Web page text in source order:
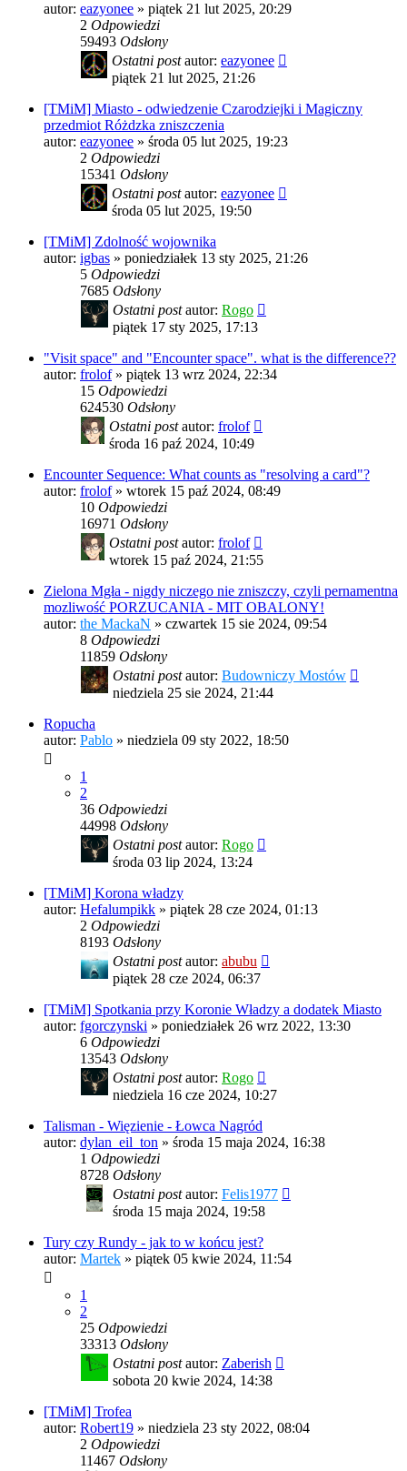
autor: eazyonee » piątek 21 lut 2025, 20:29
2 Odpowiedzi
59493 Odsłony
Ostatni postautor: eazyonee
piątek 21 lut 2025, 21:26
[TMiM] Miasto - odwiedzenie Czarodziejki i Magiczny
przedmiot Różdzka zniszczenia
autor: eazyonee » środa 05 lut 2025, 19:23
2 Odpowiedzi
15341 Odsłony
Ostatni postautor: eazyonee
środa 05 lut 2025, 19:50
[TMiM] Zdolność wojownika
autor: igbas » poniedziałek 13 sty 2025, 21:26
5 Odpowiedzi
7685 Odsłony
Ostatni postautor: Rogo
piątek 17 sty 2025, 17:13
"Visit space" and "Encounter space". what is the difference??
autor: frolof» piątek 13 wrz 2024, 22:34
15 Odpowiedzi
624530 Odsłony
Ostatni postautor: frolof
środa 16 paź 2024, 10:49
Encounter Sequence: What counts as "resolving a card"?
autor: frolof» wtorek 15 paź 2024, 08:49
10 Odpowiedzi
16971 Odsłony
Ostatni postautor: frolof
wtorek 15 paź 2024, 21:55
Zielona Mgła - nigdy niczego nie zniszczy, czyli pernamentna
mozliwość PORZUCANIA - MIT OBALONY!
autor: the MackaN » czwartek 15 sie 2024, 09:54
8 Odpowiedzi
11859 Odsłony
Ostatni postautor: Budowniczy Mostów
niedziela 25 sie 2024, 21:44
Ropucha
autor: Pablo » niedziela 09 sty 2022, 18:50
1
2
36 Odpowiedzi
44998 Odsłony
Ostatni postautor: Rogo
środa 03 lip 2024, 13:24
[TMiM] Korona władzy
autor: Hefalumpikk » piątek 28 cze 2024, 01:13
2 Odpowiedzi
8193 Odsłony
Ostatni postautor: abubu
piątek 28 cze 2024, 06:37
[TMiM] Spotkania przy Koronie Władzy a dodatek Miasto
autor: fgorczynski » poniedziałek 26 wrz 2022, 13:30
6 Odpowiedzi
13543 Odsłony
Ostatni postautor: Rogo
niedziela 16 cze 2024, 10:27
Talisman - Więzienie - Łowca Nagród
autor: dylan_eil_ton » środa 15 maja 2024, 16:38
1 Odpowiedzi
8728 Odsłony
Ostatni postautor: Felis1977
środa 15 maja 2024, 19:58
Tury czy Rundy - jak to w końcu jest?
autor: Martek » piątek 05 kwie 2024, 11:54
1
2
25 Odpowiedzi
33313 Odsłony
Ostatni postautor: Zaberish
sobota 20 kwie 2024, 14:38
[TMiM] Trofea
autor: Robert19 » niedziela 23 sty 2022, 08:04
2 Odpowiedzi
11467 Odsłony